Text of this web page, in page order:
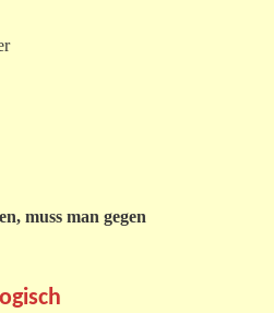
muss man gegen